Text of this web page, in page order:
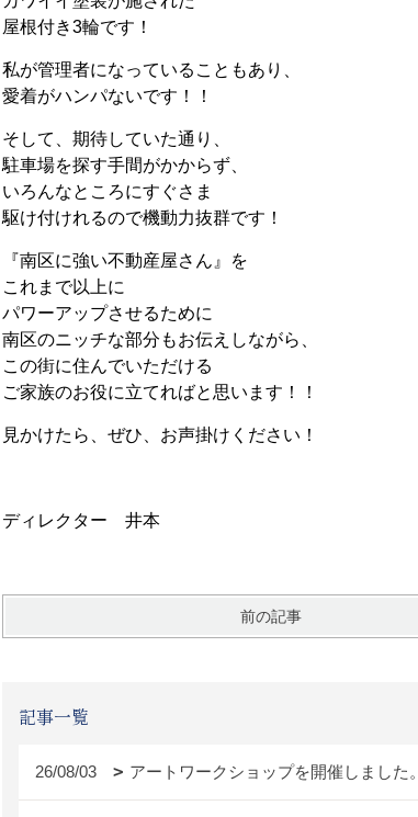
屋根付き3輪です！
私が管理者になっていることもあり、
愛着がハンパないです！！
そして、期待していた通り、
駐車場を探す手間がかからず、
いろんなところにすぐさま
駆け付けれるので機動力抜群です！
『南区に強い不動産屋さん』を
これまで以上に
パワーアップさせるために
南区のニッチな部分もお伝えしながら、
この街に住んでいただける
ご家族のお役に立てればと思います！！
見かけたら、ぜひ、お声掛けください！
ディレクター 井本
前の記事
記事一覧
26/08/03 アートワークショップを開催しました。